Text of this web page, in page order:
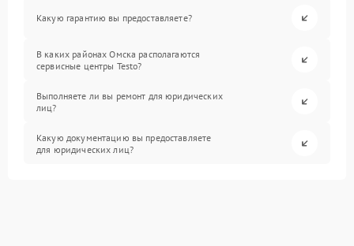
Какую гарантию вы предоставляете?
В каких районах Омска располагаются
сервисные центры Testo?
Выполняете ли вы ремонт для юридических
лиц?
Какую документацию вы предоставляете
для юридических лиц?